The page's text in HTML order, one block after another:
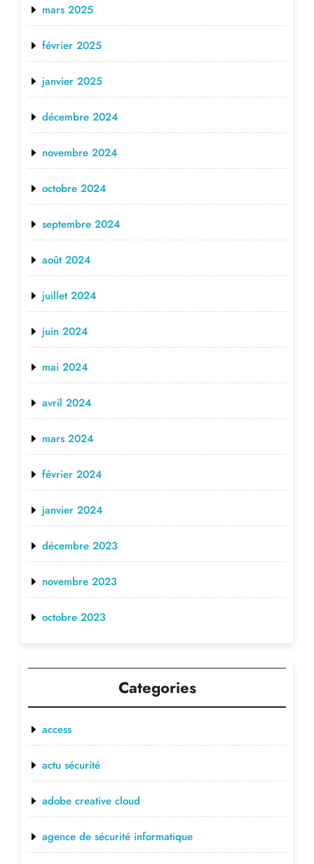
mars 2025
février 2025
janvier 2025
décembre 2024
novembre 2024
octobre 2024
septembre 2024
août 2024
juillet 2024
juin 2024
mai 2024
avril 2024
mars 2024
février 2024
janvier 2024
décembre 2023
novembre 2023
octobre 2023
Categories
access
actu sécurité
adobe creative cloud
agence de sécurité informatique